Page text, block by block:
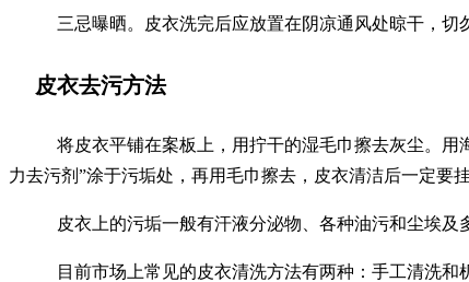
三忌曝晒。皮衣洗完后应放置在阴凉通风处晾干，切
皮衣去污方法
将皮衣平铺在案板上，用拧干的湿毛巾擦去灰尘。
力去污剂”涂于污垢处，再用毛巾擦去，皮衣清洁后一定要
皮衣上的污垢一般有汗液分泌物、各种油污和尘埃及
目前市场上常见的皮衣清洗方法有两种：手工清洗和